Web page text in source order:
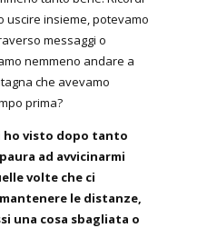
uscire insieme, potevamo
messaggi o
nemmeno andare a
che avevamo
prima?
ho visto dopo tanto
ad avvicinarmi
volte che ci
le distanze,
una cosa sbagliata o